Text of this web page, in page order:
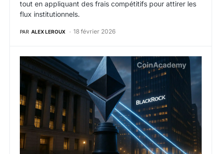
tout en appliquant des frais compétitifs pour attirer les
flux institutionnels.
PAR ALEX LEROUX 18 février 2026
ETH : BlackRock dépose le formulaire S-1 pour